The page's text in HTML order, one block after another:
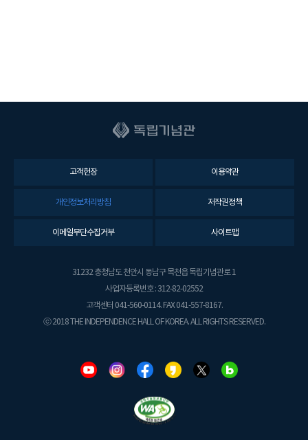
고객헌장 이용약관
개인정보처리방침 저작권정책
이메일무단수집거부 사이트맵
31232 충청남도 천안시 동남구 목천읍 독립기념관로 1
사업자등록번호 : 312-82-02552
고객센터 041-560-0114. FAX 041-557-8167.
ⓒ 2018 THE INDEPENDENCE HALL OF KOREA. ALL RIGHTS RESERVED.